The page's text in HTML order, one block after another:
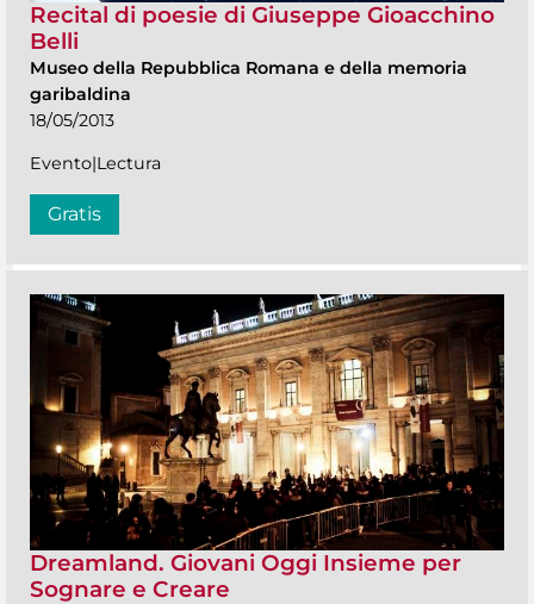
Recital di poesie di Giuseppe Gioacchino
Belli
Museo della Repubblica Romana e della memoria
garibaldina
18/05/2013
Evento|Lectura
Gratis
Dreamland. Giovani Oggi Insieme per
Sognare e Creare